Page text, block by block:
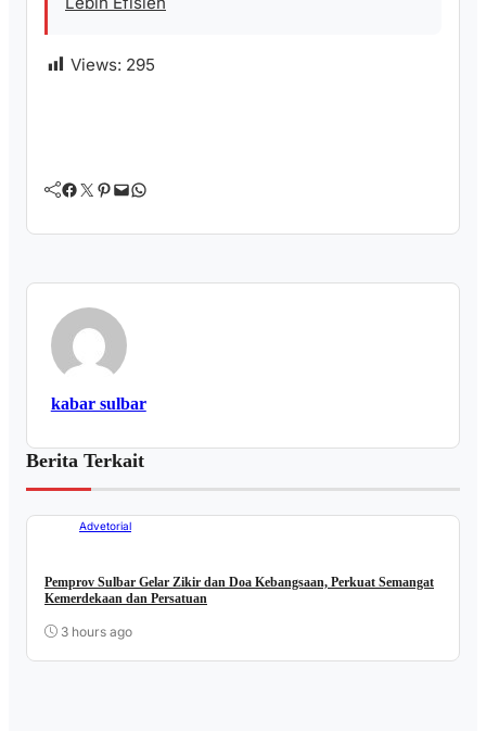
Views: 295
Facebook Twitter Pinterest Mail WhatsApp
kabar sulbar
Berita Terkait
Advetorial
Pemprov Sulbar Gelar Zikir dan Doa Kebangsaan, Perkuat Semangat
Kemerdekaan dan Persatuan
3 hours ago